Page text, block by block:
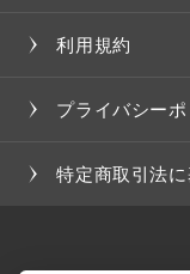
ます。
の会員に通知した
＜会員登録につ
利用規約
プライバシー
特定商取引法